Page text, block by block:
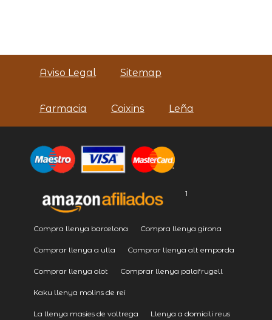
Aviso Legal Sitemap
Farmacia Coixins Leña
1
Compra llenya barcelona Compra llenya girona
Comprar llenya a ulla Comprar llenya alt emporda
Comprar llenya olot Comprar llenya palafrugell
Kaku llenya molins de rei
La llenya masies de voltrega Llenya a domicili reus